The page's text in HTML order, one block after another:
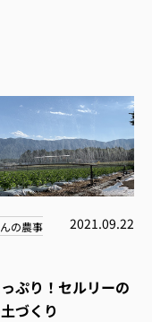
の農事
2021.09.22
ぷり！セルリーの
づくり